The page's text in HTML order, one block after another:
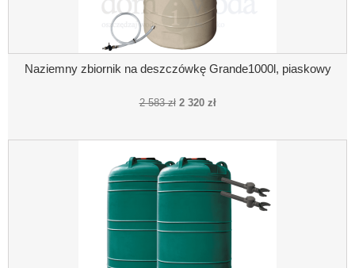
Naziemny zbiornik na deszczówkę Grande1000l, piaskowy
2 583 zł 2 320 zł